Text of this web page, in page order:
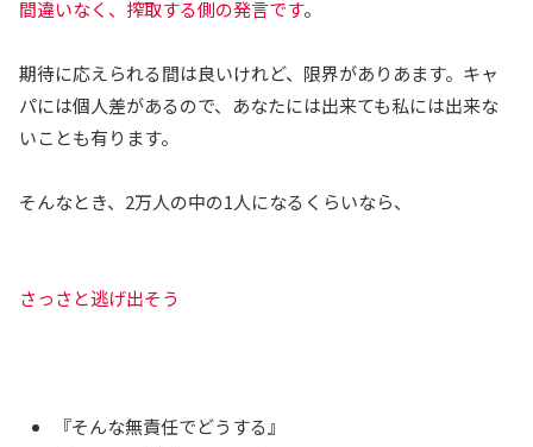
間違いなく、搾取する側の発言です。
期待に応えられる間は良いけれど、限界がありあます。キャ
パには個人差があるので、あなたには出来ても私には出来な
いことも有ります。
そんなとき、2万人の中の1人になるくらいなら、
さっさと逃げ出そう
『そんな無責任でどうする』